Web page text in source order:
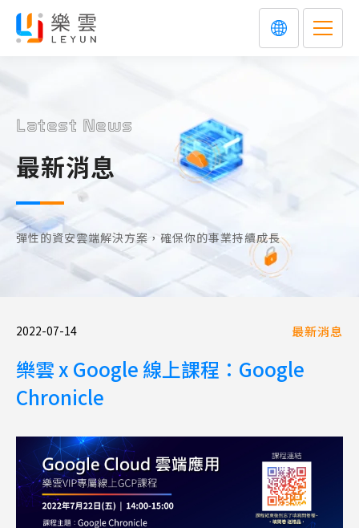
Latest News
最新消息
彈性的資安雲端解決方案，確保你的事業持續成長
2022-07-14 最新消息
樂雲 x Google 線上課程：Google
Chronicle